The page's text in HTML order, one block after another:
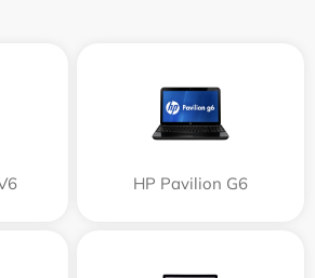
HP Pavilion G6